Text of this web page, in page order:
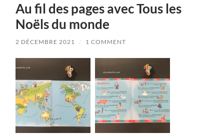
Au fil des pages avec Tous les
Noëls du monde
2 DÉCEMBRE 2021 / 1 COMMENT